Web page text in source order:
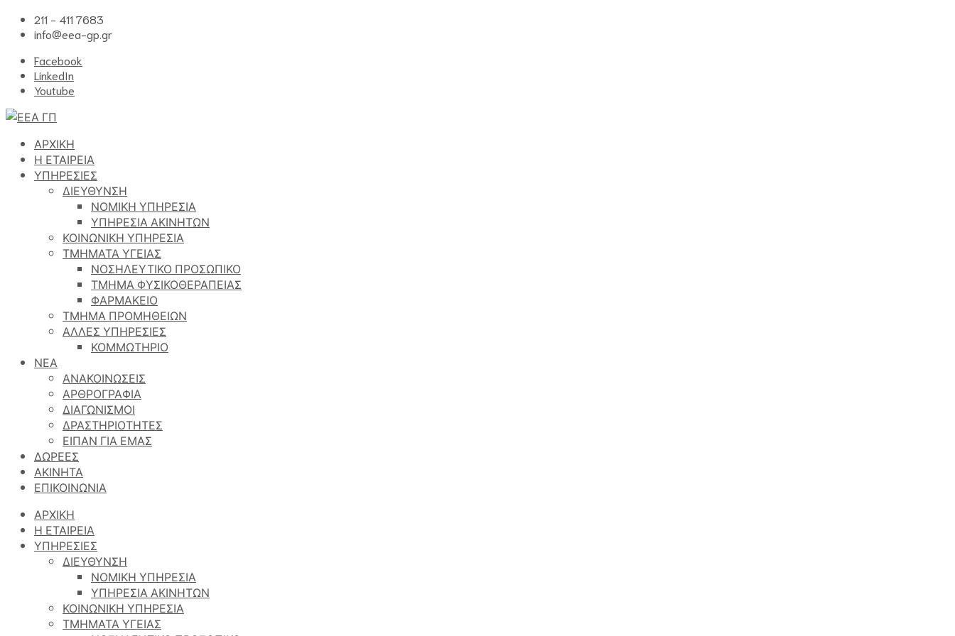
211 - 411 7683
info@eea-gp.gr
Facebook
LinkedIn
Youtube
ΑΡΧΙΚΗ
Η ΕΤΑΙΡΕΙΑ
ΥΠΗΡΕΣΙΕΣ
ΔΙΕΥΘΥΝΣΗ
ΝΟΜΙΚΗ ΥΠΗΡΕΣΙΑ
ΥΠΗΡΕΣΙΑ ΑΚΙΝΗΤΩΝ
ΚΟΙΝΩΝΙΚΗ ΥΠΗΡΕΣΙΑ
ΤΜΗΜΑΤΑ ΥΓΕΙΑΣ
ΝΟΣΗΛΕΥΤΙΚΟ ΠΡΟΣΩΠΙΚΟ
ΤΜΗΜΑ ΦΥΣΙΚΟΘΕΡΑΠΕΙΑΣ
ΦΑΡΜΑΚΕΙΟ
ΤΜΗΜΑ ΠΡΟΜΗΘΕΙΩΝ
ΑΛΛΕΣ ΥΠΗΡΕΣΙΕΣ
ΚΟΜΜΩΤΗΡΙΟ
ΝΕΑ
ΑΝΑΚΟΙΝΩΣΕΙΣ
ΑΡΘΡΟΓΡΑΦΙΑ
ΔΙΑΓΩΝΙΣΜΟΙ
ΔΡΑΣΤΗΡΙΟΤΗΤΕΣ
ΕΙΠΑΝ ΓΙΑ ΕΜΑΣ
ΔΩΡΕΕΣ
ΑΚΙΝΗΤΑ
ΕΠΙΚΟΙΝΩΝΙΑ
ΑΡΧΙΚΗ
Η ΕΤΑΙΡΕΙΑ
ΥΠΗΡΕΣΙΕΣ
ΔΙΕΥΘΥΝΣΗ
ΝΟΜΙΚΗ ΥΠΗΡΕΣΙΑ
ΥΠΗΡΕΣΙΑ ΑΚΙΝΗΤΩΝ
ΚΟΙΝΩΝΙΚΗ ΥΠΗΡΕΣΙΑ
ΤΜΗΜΑΤΑ ΥΓΕΙΑΣ